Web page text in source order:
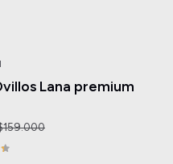
Lana premium